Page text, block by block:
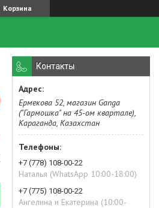
Корзина
Контакты
Ермекова 52, магазин Ganga
("Гармошка" на 45-ом квартале),
Караганда, Казахстан
+7 (778) 108-00-22
Наталья (WhatsApp 10:00-18:00)
+7 (775) 108-00-22
Ангелина и Екатерина (10:00-